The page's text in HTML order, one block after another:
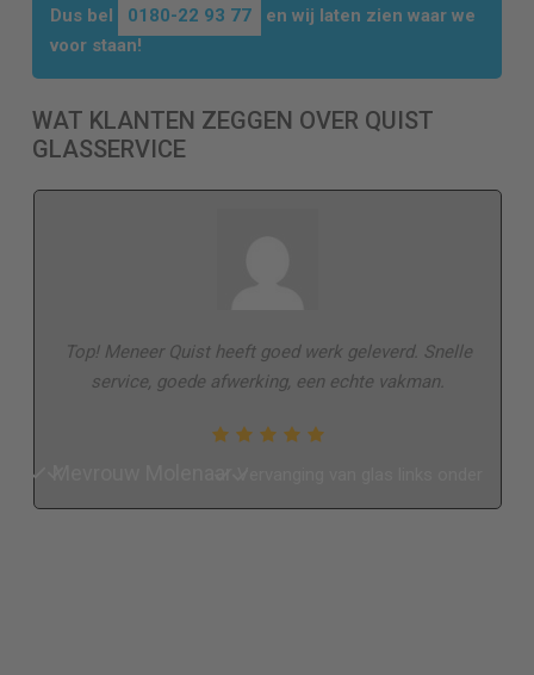
Dus bel 0180-22 93 77
en wij laten zien waar we
voor staan!
WAT KLANTEN ZEGGEN OVER QUIST
GLASSERVICE
Top! Meneer Quist heeft goed werk geleverd. Snelle
service, goede afwerking, een echte vakman.